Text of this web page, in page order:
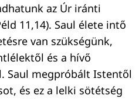
az Úr iránti
11,14). Saul élete intő
van szükségünk,
és a hívő
Saul megpróbált Istentől
és ez a lelki sötétség